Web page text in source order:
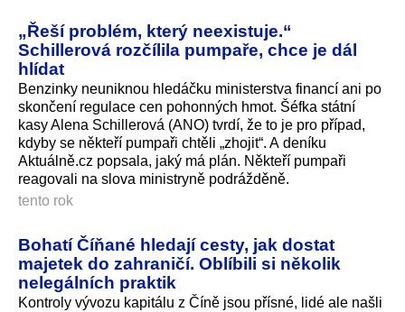
„Řeší problém, který neexistuje.“
Schillerová rozčílila pumpaře, chce je dál
hlídat
Benzinky neuniknou hledáčku ministerstva financí ani po
skončení regulace cen pohonných hmot. Šéfka státní
kasy Alena Schillerová (ANO) tvrdí, že to je pro případ,
kdyby se někteří pumpaři chtěli „zhojit“. A deníku
Aktuálně.cz popsala, jaký má plán. Někteří pumpaři
reagovali na slova ministryně podrážděně.
tento rok
Bohatí Číňané hledají cesty, jak dostat
majetek do zahraničí. Oblíbili si několik
nelegálních praktik
Kontroly vývozu kapitálu z Číně jsou přísné, lidé ale našli